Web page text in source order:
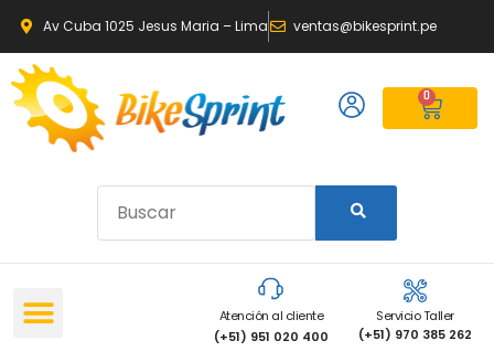
Av Cuba 1025 Jesus Maria – Lima ventas@bikesprint.pe
0
Atención al cliente
(+51) 951 020 400
Servicio Taller
(+51) 970 385 262